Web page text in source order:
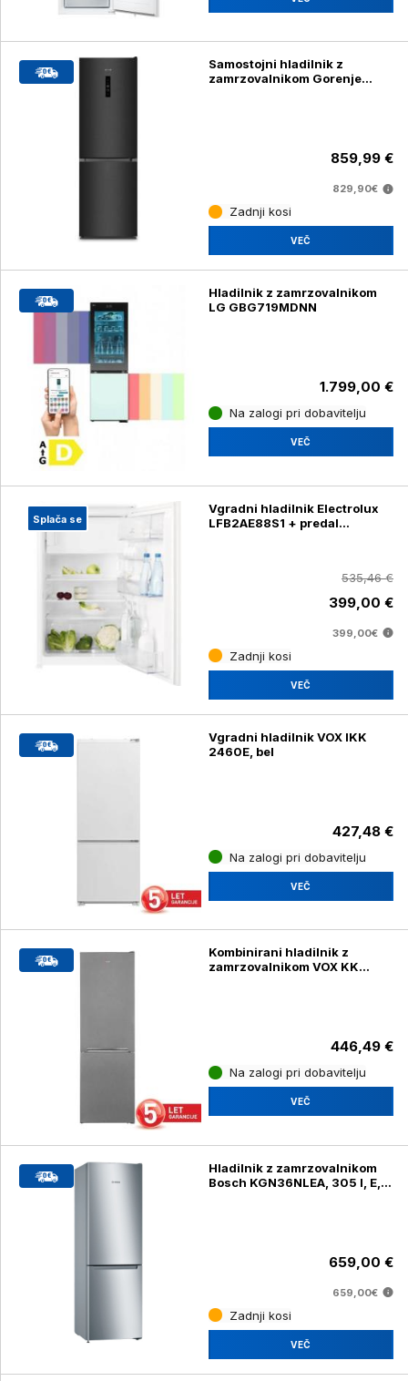
Samostojni hladilnik z
zamrzovalnikom Gorenje
859,99 €
829,90€
Zadnji kosi
VEČ
Hladilnik z zamrzovalnikom
LG GBG719MDNN
1.799,00 €
Na zalogi pri dobavitelju
VEČ
Splača se
Vgradni hladilnik Electrolux
LFB2AE88S1 + predal
535,46 €
399,00 €
399,00€
Zadnji kosi
VEČ
Vgradni hladilnik VOX IKK
2460E, bel
427,48 €
Na zalogi pri dobavitelju
VEČ
Kombinirani hladilnik z
zamrzovalnikom VOX KK
446,49 €
Na zalogi pri dobavitelju
VEČ
Hladilnik z zamrzovalnikom
Bosch KGN36NLEA, 305 l, E,
659,00 €
659,00€
Zadnji kosi
VEČ